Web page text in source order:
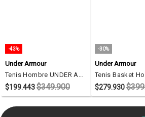
-43%
Under Armour
Tenis Hombre UNDER ARMOUR UA CHARGED ASSERT 10 Blanco Under Armour
$199.443$349.900
-30%
Under Armour
$279.930